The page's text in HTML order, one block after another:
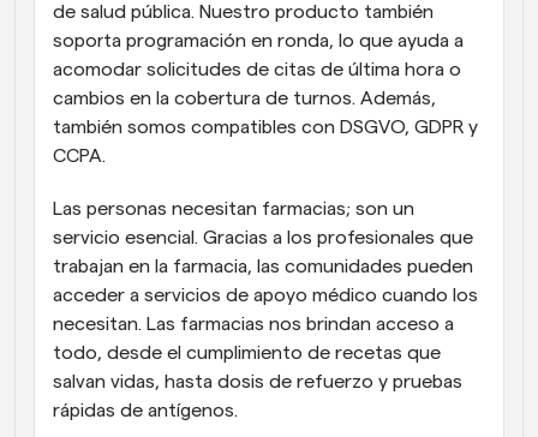
de salud pública. Nuestro producto también
soporta programación en ronda, lo que ayuda a
acomodar solicitudes de citas de última hora o
cambios en la cobertura de turnos. Además,
también somos compatibles con DSGVO, GDPR y
CCPA.
Las personas necesitan farmacias; son un
servicio esencial. Gracias a los profesionales que
trabajan en la farmacia, las comunidades pueden
acceder a servicios de apoyo médico cuando los
necesitan. Las farmacias nos brindan acceso a
todo, desde el cumplimiento de recetas que
salvan vidas, hasta dosis de refuerzo y pruebas
rápidas de antígenos.